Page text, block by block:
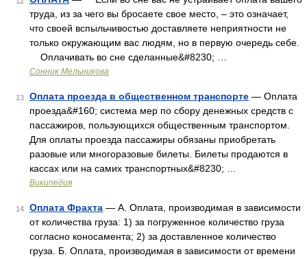
труда, из за чего вы бросаете свое место, – это означает,
что своей вспыльчивостью доставляете неприятности не
только окружающим вас людям, но в первую очередь себе.
Оплачивать во сне сделанные&#8230; …
Сонник Мельникова
13 Оплата проезда в общественном транспорте — Оплата
проезда&#160; система мер по сбору денежных средств с
пассажиров, пользующихся общественным транспортом.
Для оплаты проезда пассажиры обязаны приобретать
разовые или многоразовые билеты. Билеты продаются в
кассах или на самих транспортных&#8230; …
Википедия
14 Оплата Фрахта — А. Оплата, производимая в зависимости
от количества груза: 1) за погруженное количество груза
согласно коносамента; 2) за доставленное количество
груза. Б. Оплата, производимая в зависимости от времени